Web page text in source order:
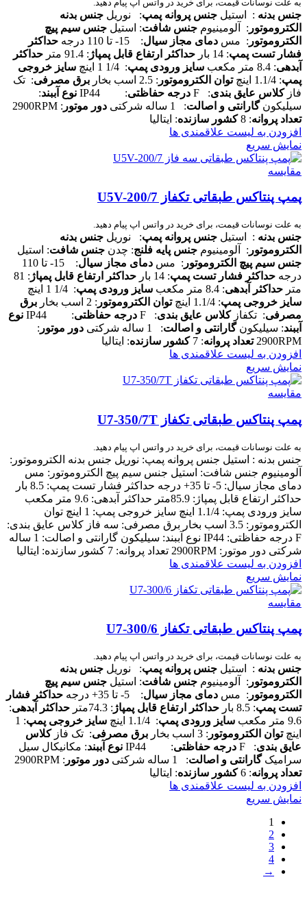
به علت نوسانات قیمت، برای خرید در واتس اپ پیام دهید.
جنس بدنه : استیل جنس پروانه پمپ: نوریل جنس بدنه
الکتروموتور : آلومینیوم جنس شافت: استیل جنس سیم پیچ
الکتروموتور : مس دمای مجاز سیال: 15- تا 110 درجه
حداکثر
فشار تست پمپ: 14 بار حداکثر ارتفاع قابل پمپاژ : 91.4 متر
حداکثر
آبدهی: 8.4 متر مکعب سایز ورودی پمپ: 1/4 1 اینچ
سایز خروجی
پمپ: 1.1/4 اینچ توان الکتروموتور : 2.5 اسب بخار برق مصرفی: تک
فازکلاس عایق بندی: F درجه حفاظتی: IP44 نوع آببند:
سیلیکونگارانتی و اصالت: 1 ساله شرکتی دور موتور : 2900RPM
تعداد پروانه: 8 کشور سازنده: ایتالیا
افزودن به لیست علاقمندی ها
نمایش سریع
مقایسه
پمپ پنتاکس طبقاتی تکفاز U5V-200/7
به علت نوسانات قیمت، برای خرید در واتس اپ پیام دهید.
جنس بدنه : استیل جنس پروانه پمپ: نوریل جنس بدنه
الکتروموتور : آلومینیوم جنس پایه فلنج: چدن جنس شافت: استیل
جنس سیم پیچ الکتروموتور : مس دمای مجاز سیال
: 15- تا 110
درجه حداکثر فشار تست پمپ: 14 بار حداکثر ارتفاع قابل پمپاژ
: 81
متر حداکثر آبدهی: 8.4 متر مکعب سایز ورودی پمپ: 1/4 1 اینچ
سایز خروجی پمپ: 1.1/4 اینچ توان الکتروموتور : 2 اسب بخار
برق
مصرفی: تکفازکلاس عایق بندی: F درجه حفاظتی: IP44
نوع
آببند: سیلیکونگارانتی و اصالت: 1 ساله شرکتی دور موتور :
2900RPM تعداد پروانه: 7 کشور سازنده: ایتالیا
افزودن به لیست علاقمندی ها
نمایش سریع
مقایسه
پمپ پنتاکس طبقاتی تکفاز U7-350/7T
به علت نوسانات قیمت، برای خرید در واتس اپ پیام دهید.
جنس بدنه : استیل جنس پروانه پمپ: نوریل جنس بدنه الکتروموتور:
آلومینیوم جنس شافت: استیل جنس سیم پیچ الکتروموتور: مس
دمای مجاز سیال: 5- تا 35+ درجه حداکثر فشار تست پمپ: 8.5 بار
حداکثر ارتفاع قابل پمپاژ: 85.9متر حداکثر آبدهی: 9.6 متر مکعب
سایز ورودی پمپ: 1.1/4 اینچ سایز خروجی پمپ: 1 اینچ توان
الکتروموتور: 3.5 اسب بخار برق مصرفی: سه فاز کلاس عایق بندی:
F درجه حفاظتی: IP44 نوع آببند: سیلیکون گارانتی و اصالت: 1 ساله
شرکتی دور موتور: 2900RPM تعداد پروانه: 7 کشور سازنده: ایتالیا
افزودن به لیست علاقمندی ها
نمایش سریع
مقایسه
پمپ پنتاکس طبقاتی تکفاز U7-300/6
به علت نوسانات قیمت، برای خرید در واتس اپ پیام دهید.
جنس بدنه : استیل جنس پروانه پمپ: نوریل جنس بدنه
الکتروموتور : آلومینیوم جنس شافت: استیل جنس سیم پیچ
الکتروموتور : مس دمای مجاز سیال: 5- تا 35+ درجه
حداکثر فشار
تست پمپ: 8.5 بار حداکثر ارتفاع قابل پمپاژ : 74.3متر حداکثر آبدهی:
9.6 متر مکعب
سایز ورودی پمپ: 1.1/4 اینچ سایز خروجی پمپ
: 1
اینچتوان الکتروموتور : 3 اسب بخار برق مصرفی: تک فازکلاس
عایق بندی: F درجه حفاظتی: IP44 نوع آببند: مکانیکال سیل
سرامیکگارانتی و اصالت: 1 ساله شرکتی دور موتور : 2900RPM
تعداد پروانه: 6 کشور سازنده: ایتالیا
افزودن به لیست علاقمندی ها
نمایش سریع
1
2
3
4
→